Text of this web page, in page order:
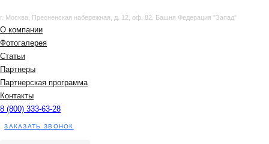
г. Москва, Пресненская набережная, д. 12, оф. 82. Башня Федерация "Запад"
О компании
Фотогалерея
Статьи
Партнеры
Партнерская программа
Контакты
8 (800) 333-63-28
ЗАКАЗАТЬ ЗВОНОК